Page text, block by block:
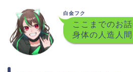
白金フク
ここまでのお
身体の人造人